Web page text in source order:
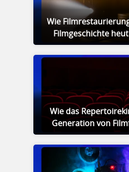
Wie
Filmgeschichte
Wie das
Generation von